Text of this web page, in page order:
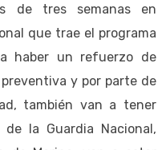
de tres semanas en
que trae el programa
haber un refuerzo de
y por parte de
también van a tener
la Guardia Nacional,